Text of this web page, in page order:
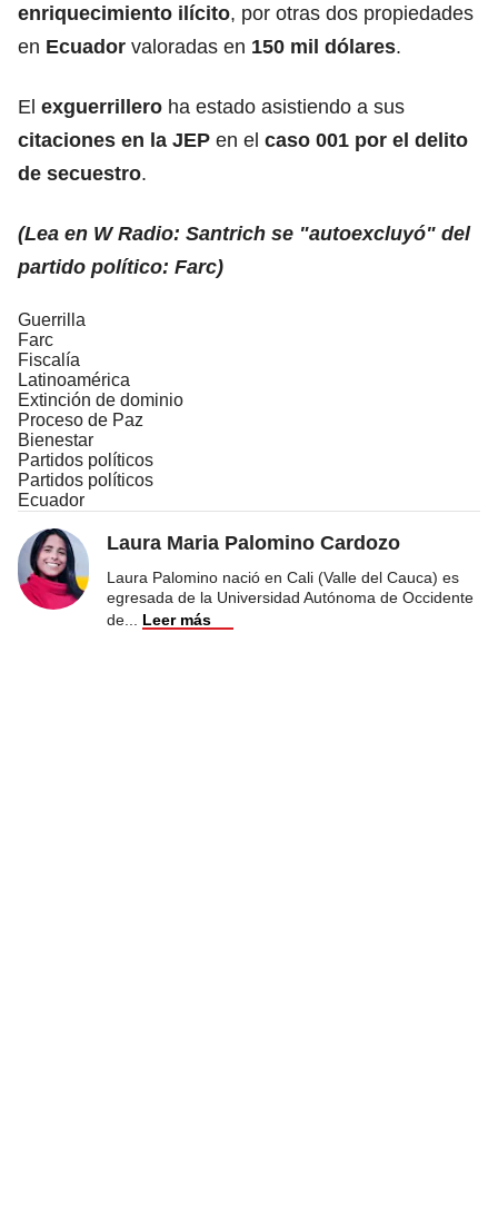
enriquecimiento ilícito, por otras dos propiedades
en Ecuador valoradas en 150 mil dólares.
El exguerrillero ha estado asistiendo a sus
citaciones en la JEP en el caso 001 por el delito
de secuestro.
(Lea en W Radio: Santrich se "autoexcluyó" del
partido político: Farc)
Guerrilla
Farc
Fiscalía
Latinoamérica
Extinción de dominio
Proceso de Paz
Bienestar
Partidos políticos
Partidos políticos
Ecuador
Laura Maria Palomino Cardozo
Laura Palomino nació en Cali (Valle del Cauca) es
egresada de la Universidad Autónoma de Occidente
de
Leer más